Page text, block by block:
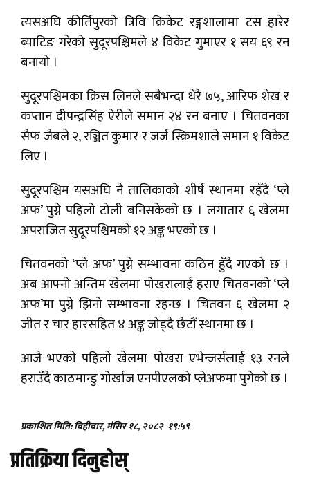
त्यसअघि कीर्तिपुरको त्रिवि क्रिकेट रङ्गशालामा टस हारेर
ब्याटिङ गरेको सुदूरपश्चिमले ४ विकेट गुमाएर १ सय ६९ रन
बनायो ।
सुदूरपश्चिमका क्रिस लिनले सबैभन्दा धेरै ७५, आरिफ शेख र
कप्तान दीपन्द्रसिंह ऐरीले समान २४ रन बनाए । चितवनका
सैफ जैबले २, रञ्जित कुमार र जर्ज स्क्रिमशाले समान १ विकेट
लिए ।
सुदूरपश्चिम यसअघि नै तालिकाको शीर्ष स्थानमा रहँदै ‘प्ले
अफ’ पुग्ने पहिलो टोली बनिसकेको छ । लगातार ६ खेलमा
अपराजित सुदूरपश्चिमको १२ अङ्क भएको छ ।
चितवनको ‘प्ले अफ’ पुग्ने सम्भावना कठिन हुँदै गएको छ ।
अब आफ्नो अन्तिम खेलमा पोखरालाई हराए चितवनको ‘प्ले
अफ’मा पुग्ने झिनो सम्भावना रहन्छ । चितवन ६ खेलमा २
जीत र चार हारसहित ४ अङ्क जोड्दै छैटौं स्थानमा छ ।
आजै भएकाे पहिलाे खेलमा पोखरा एभेन्जर्सलाई १३ रनले
हराउँदै काठमान्डु गोर्खाज एनपीएलको प्लेअफमा पुगेको छ ।
प्रकाशित मिति: बिहीबार, मंसिर १८, २०८२ १९:५९
प्रतिक्रिया दिनुहोस्